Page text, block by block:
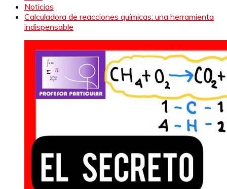
Noticias
Calculadora de reacciones químicas: una herramienta
indispensable